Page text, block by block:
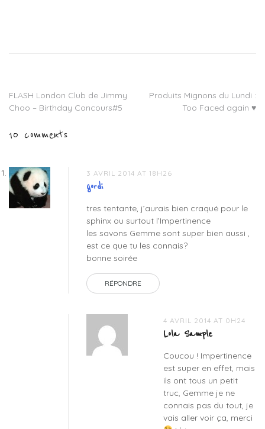
savon
impertinence,
sphinx,
savons
louve
papillon,
savons
Navigation
l’article
FLASH London Club de Jimmy
Choo – Birthday Concours#5
Produits Mignons du Lundi :
Too Faced again ♥
10 comments
3 AVRIL 2014 AT 18H26
gordi
tres tentante, j’aurais bien craqué pour le
sphinx ou surtout l’Impertinence
les savons Gemme sont super bien aussi ,
est ce que tu les connais?
bonne soirée
RÉPONDRE
4 AVRIL 2014 AT 0H24
Lola Sample
Coucou ! Impertinence
est super en effet, mais
ils ont tous un petit
truc, Gemme je ne
connais pas du tout, je
vais aller voir ça, merci